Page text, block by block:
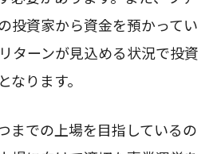
投資家から資金を預かってい
ターンが見込める状況で投資
なります。
までの上場を目指しているの